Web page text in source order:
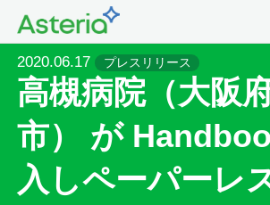
2020.06.17 プレスリリース
高槻病院（大阪
市） が
入しペーパーレ